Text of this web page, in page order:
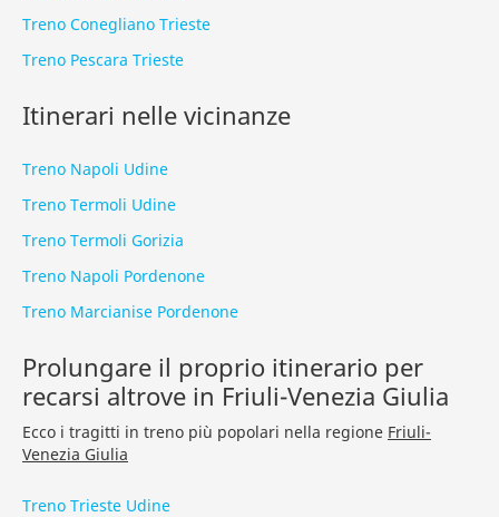
Treno Conegliano Trieste
Treno Pescara Trieste
Itinerari nelle vicinanze
Treno Napoli Udine
Treno Termoli Udine
Treno Termoli Gorizia
Treno Napoli Pordenone
Treno Marcianise Pordenone
Prolungare il proprio itinerario per
recarsi altrove in Friuli-Venezia Giulia
Ecco i tragitti in treno più popolari nella regione Friuli-
Venezia Giulia
Treno Trieste Udine